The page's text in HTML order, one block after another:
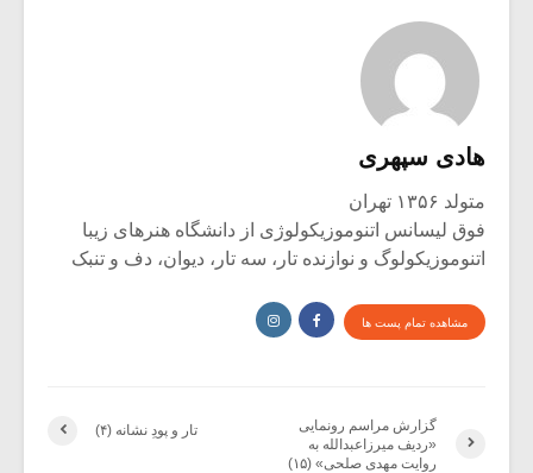
هادی سپهری
متولد ۱۳۵۶ تهران
فوق لیسانس اتنوموزیکولوژی از دانشگاه هنرهای زیبا
اتنوموزیکولوگ و نوازنده تار، سه تار، دیوان، دف و تنبک
مشاهده تمام پست ها
تار و پودِ نشانه (۴)
گزارش مراسم رونمایی
«ردیف میرزاعبدالله به
روایت مهدی صلحی» (۱۵)